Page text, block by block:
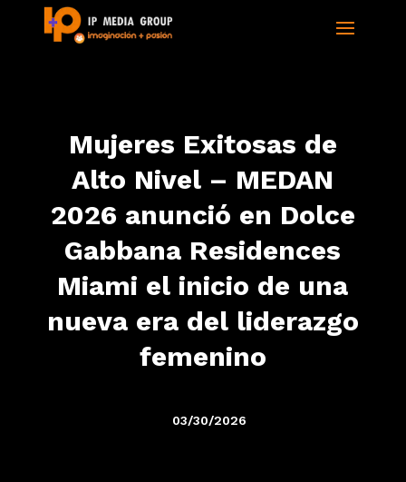
Mujeres Exitosas de
Alto Nivel – MEDAN
2026 anunció en Dolce
Gabbana Residences
Miami el inicio de una
nueva era del liderazgo
femenino
03/30/2026